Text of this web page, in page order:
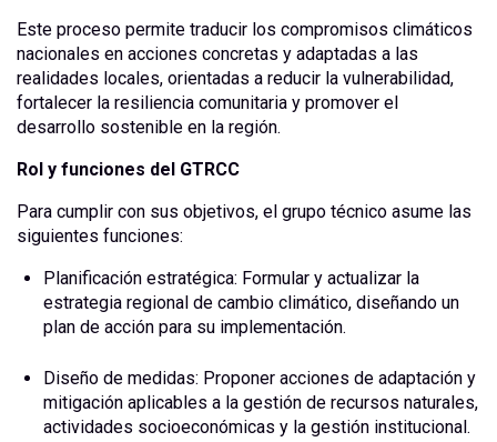
Este proceso permite traducir los compromisos climáticos
nacionales en acciones concretas y adaptadas a las
realidades locales, orientadas a reducir la vulnerabilidad,
fortalecer la resiliencia comunitaria y promover el
desarrollo sostenible en la región.
Rol y funciones del GTRCC
Para cumplir con sus objetivos, el grupo técnico asume las
siguientes funciones:
Planificación estratégica: Formular y actualizar la
estrategia regional de cambio climático, diseñando un
plan de acción para su implementación.
Diseño de medidas: Proponer acciones de adaptación y
mitigación aplicables a la gestión de recursos naturales,
actividades socioeconómicas y la gestión institucional.